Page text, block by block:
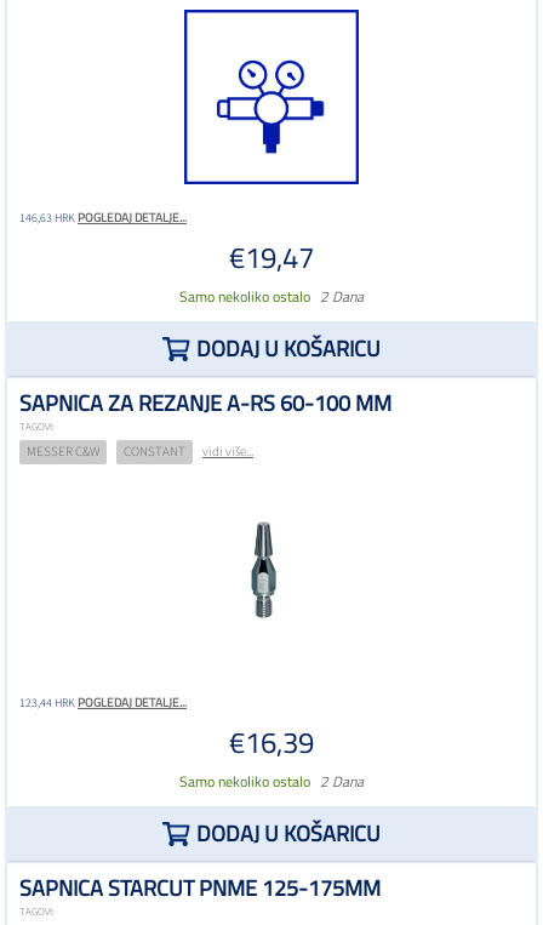
146,63 HRKPOGLEDAJ DETALJE...
€19,47
Samo nekoliko ostalo 2 Dana
DODAJ U KOŠARICU
SAPNICA ZA REZANJE A-RS 60-100 MM
TAGOVI:
MESSER C&W CONSTANT vidi više...
123,44 HRKPOGLEDAJ DETALJE...
€16,39
Samo nekoliko ostalo 2 Dana
DODAJ U KOŠARICU
SAPNICA STARCUT PNME 125-175MM
TAGOVI: